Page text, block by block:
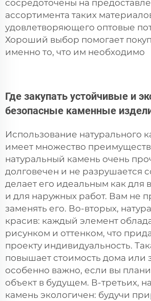
сосредоточены на
ассортимента таких
удовлетворяющего оптовые
Хороший выбор помогает
именно то, что им необходимо
Где закупать устойчивые и
безопасные каменные
Использование натурального
имеет множество
натуральный камень очень
долговечен и не разрушается
делает его идеальным как для
и для наружных работ. Вам не
заменять его. Во-вторых,
красив: каждый элемент
рисунком и оттенком, что
проекту индивидуальность.
повышает стоимость дома или
особенно важно, если вы
объект в будущем. В-третьих,
камень экологичен: будучи